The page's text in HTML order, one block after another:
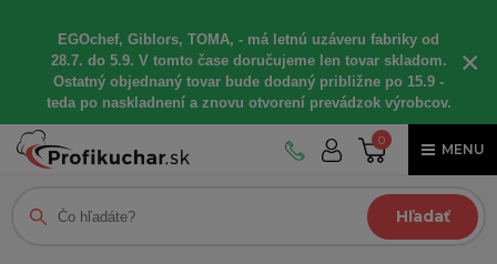
EGOchef, Giblors, TOMA, - má letnú uzáveru fabriky od
28.7. do 5.9. V tomto čase doručujeme len tovar skladom.
Ostatný objednaný tovar bude dodaný približne po 15.9 -
teda po naskladnení a znovu otvorení prevádzok výrobcov.
×
0
MENU
Hľadať